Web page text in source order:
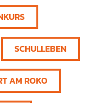
SCHULLEBEN
AM ROKO